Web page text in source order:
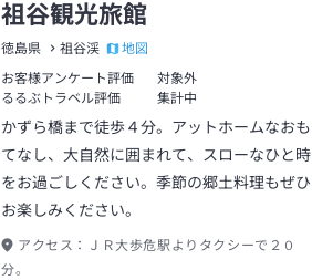
祖谷観光旅館
徳島県 祖谷渓
地図
お客様アンケート評価
対象外
るるぶトラベル評価
集計中
かずら橋まで徒歩４分。アットホームなおも
てなし、大自然に囲まれて、スローなひと時
をお過ごしください。季節の郷土料理もぜひ
お楽しみください。
アクセス：
ＪＲ大歩危駅よりタクシーで２０
分。